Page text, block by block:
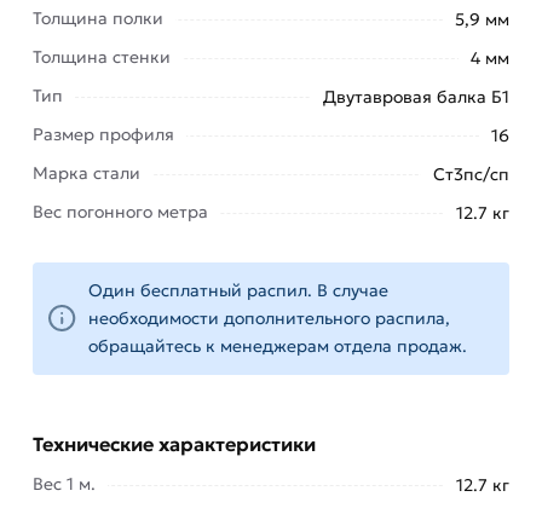
сооружений, несущих конструкций зданий,
подвесных путей и опор.
Двутавр как особый вид металлопроката
обладает сечением, близким по форме с
детали и заготовки приобретают повышенную
устойчивость к различного рода нагрузкам, в
Для приобретения данной позиции, кликните
мышкой«Добавить в корзину»или нажмите на
кнопку«Быстрый заказ». Также можете купить
Условия доставки и цены на товар Балка
двутавровая 16 Б1 из категории
двутавровая
действительны в Москве и области.
Толщина полки
5,9 мм
Толщина стенки
4 мм
Тип
Двутавровая балка Б1
Размер профиля
16
Марка стали
Ст3пс/сп
Вес погонного метра
12.7 кг
Один бесплатный распил. В случае
необходимости дополнительного распила,
обращайтесь к менеджерам отдела продаж.
Технические характеристики
Вес 1 м.
12.7 кг